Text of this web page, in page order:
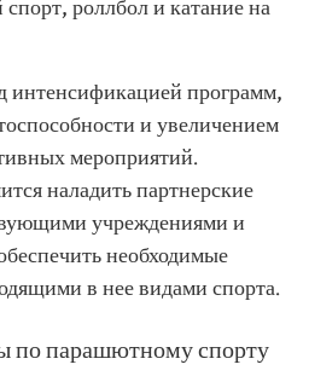
роллбол и катание на
интенсификацией программ,
и увеличением
мероприятий.
наладить партнерские
учреждениями и
необходимые
в нее видами спорта.
по парашютному спорту